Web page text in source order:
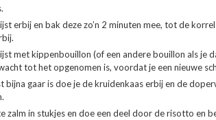
erbij en bak deze zo’n 2 minuten mee, tot de
met kippenbouillon (of een andere bouillon als je
tot het opgenomen is, voordat je een nieuwe
bijna gaar is doe je de kruidenkaas erbij en de
zalm in stukjes en doe een deel door de risotto en